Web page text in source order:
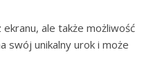
ale także możliwość
swój unikalny urok i może